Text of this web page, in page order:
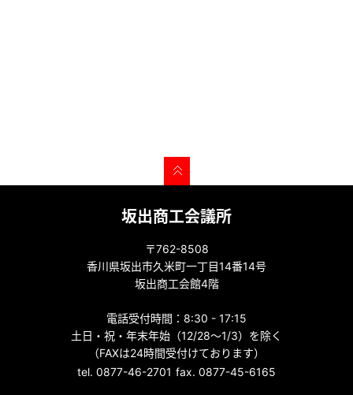
坂出商工会議所
〒762-8508
香川県坂出市久米町一丁目14番14号
坂出商工会館4階
電話受付時間：8:30 - 17:15
土日・祝・年末年始（12/28～1/3）を除く
（FAXは24時間受付けております）
tel. 0877-46-2701 fax. 0877-45-6165